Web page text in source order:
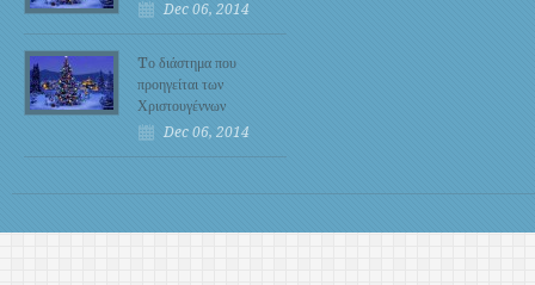
Dec 06, 2014
Tο διάστημα που
προηγείται των
Χριστουγέννων
Dec 06, 2014